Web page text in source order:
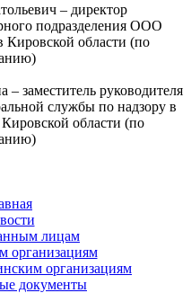
– директор
подразделения ООО
области (по
заместитель руководителя
службы по надзору в
области (по
лицам
организациям
организациям
документы